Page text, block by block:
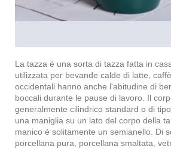
La tazza è una sorta di tazza fatta in
utilizzata per bevande calde di latte,
occidentali hanno anche l'abitudine di
boccali durante le pause di lavoro. Il
generalmente cilindrico standard o di
una maniglia su un lato del corpo della
manico è solitamente un semianello. Di
porcellana pura, porcellana smaltata,